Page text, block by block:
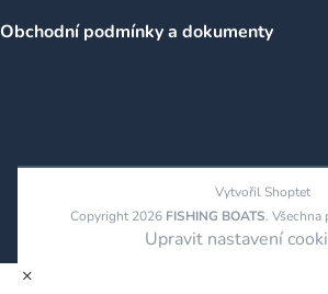
Obchodní podmínky a dokumenty
Vytvořil Shoptet
Copyright 2026 FISHING BOATS. Všechna
Upravit nastavení
×